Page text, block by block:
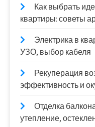
Как выбрать
квартиры: советы
Электрика в
УЗО, выбор кабеля
Рекуперация
эффективность и
Отделка
утепление,